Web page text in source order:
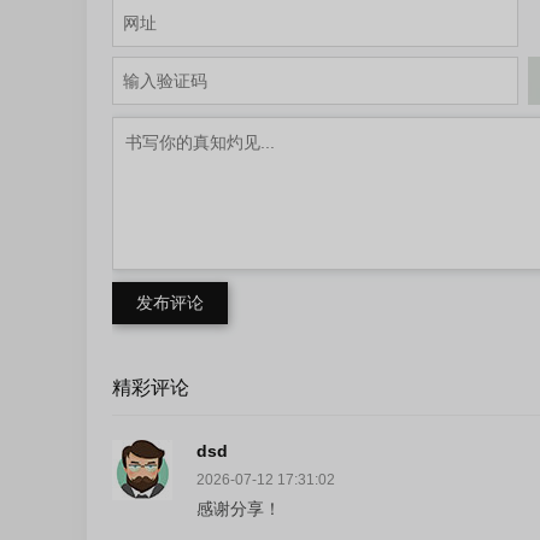
发布评论
精彩评论
dsd
2026-07-12 17:31:02
感谢分享！